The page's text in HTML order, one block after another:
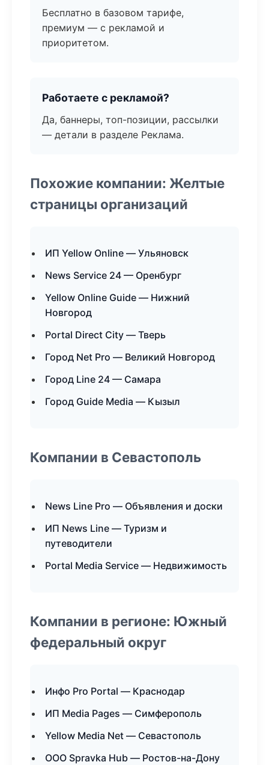
Бесплатно в базовом тарифе,
премиум — с рекламой и
приоритетом.
Работаете с рекламой?
Да, баннеры, топ-позиции, рассылки
— детали в разделе Реклама.
Похожие компании: Желтые
страницы организаций
ИП Yellow Online — Ульяновск
News Service 24 — Оренбург
Yellow Online Guide — Нижний
Новгород
Portal Direct City — Тверь
Город Net Pro — Великий Новгород
Город Line 24 — Самара
Город Guide Media — Кызыл
Компании в Севастополь
News Line Pro — Объявления и доски
ИП News Line — Туризм и
путеводители
Portal Media Service — Недвижимость
Компании в регионе: Южный
федеральный округ
Инфо Pro Portal — Краснодар
ИП Media Pages — Симферополь
Yellow Media Net — Севастополь
ООО Spravka Hub — Ростов-на-Дону